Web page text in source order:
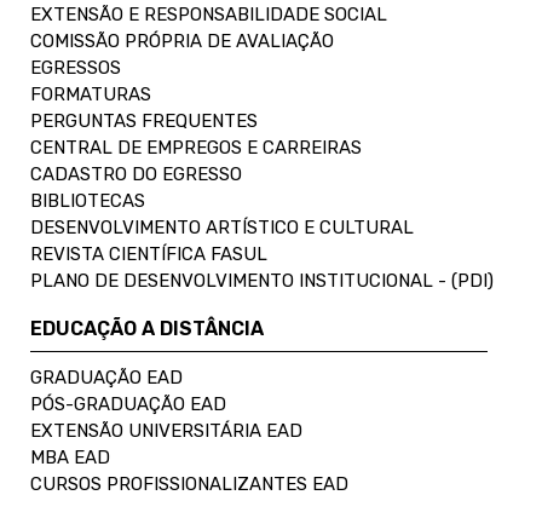
EXTENSÃO E RESPONSABILIDADE SOCIAL
COMISSÃO PRÓPRIA DE AVALIAÇÃO
EGRESSOS
FORMATURAS
PERGUNTAS FREQUENTES
CENTRAL DE EMPREGOS E CARREIRAS
CADASTRO DO EGRESSO
BIBLIOTECAS
DESENVOLVIMENTO ARTÍSTICO E CULTURAL
REVISTA CIENTÍFICA FASUL
PLANO DE DESENVOLVIMENTO INSTITUCIONAL - (PDI)
EDUCAÇÃO A DISTÂNCIA
GRADUAÇÃO EAD
PÓS-GRADUAÇÃO EAD
EXTENSÃO UNIVERSITÁRIA EAD
MBA EAD
CURSOS PROFISSIONALIZANTES EAD